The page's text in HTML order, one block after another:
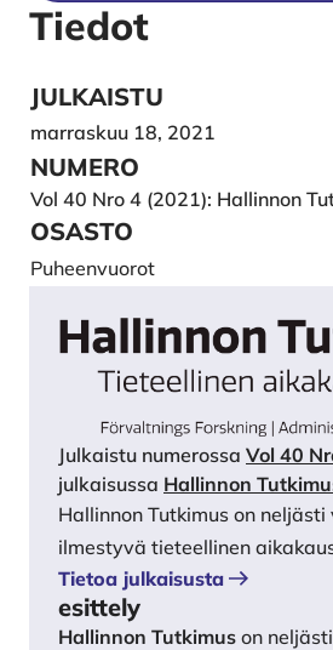
Tiedot
JULKAISTU
marraskuu 18, 2021
NUMERO
Vol 40 Nro 4 (2021): Hallinnon
OSASTO
Puheenvuorot
Julkaistu numerossa Vol 40
julkaisussa Hallinnon
Hallinnon Tutkimus on neljästi
ilmestyvä tieteellinen
Tietoa julkaisusta
esittely
Hallinnon Tutkimus on